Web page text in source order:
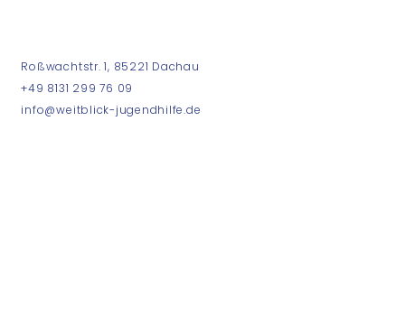
Roßwachtstr. 1, 85221 Dachau
+49 8131 299 76 09
info@weitblick-jugendhilfe.de